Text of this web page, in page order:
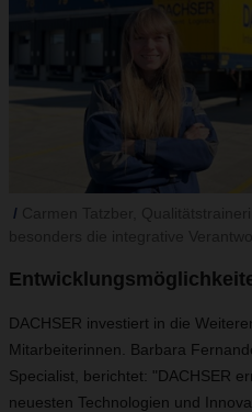
DACHSER investiert in die
Mitarbeiterinnen. Barbara
Specialist, berichtet: "DACHSER
neuesten Technologien und